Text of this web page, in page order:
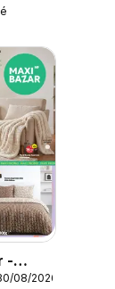
-
08/2026